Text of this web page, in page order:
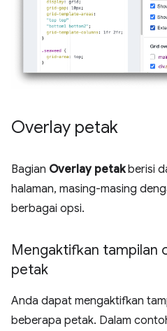
Overlay petak
Bagian Overlay petakberisi
halaman, masing-masing
berbagai opsi.
Mengaktifkan tampilan
petak
Anda dapat mengaktifkan
beberapa petak. Dalam